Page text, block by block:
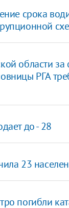
срока
области за
РГА
до - 28
23
погибли